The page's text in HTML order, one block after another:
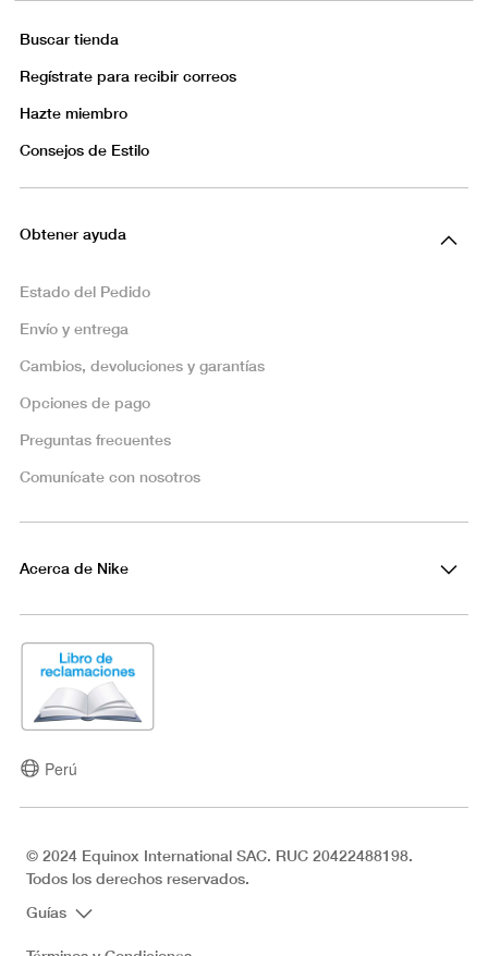
Buscar tienda
Regístrate para recibir correos
Hazte miembro
Consejos de Estilo
Obtener ayuda
Estado del Pedido
Envío y entrega
Cambios, devoluciones y garantías
Opciones de pago
Preguntas frecuentes
Comunícate con nosotros
Acerca de Nike
Perú
© 2024 Equinox International SAC. RUC 20422488198.
Todos los derechos reservados.
Guías